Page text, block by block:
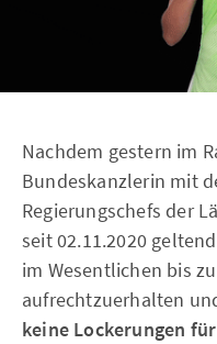
Nachdem gestern im
Bundeskanzlerin mit
Regierungschefs der
seit 02.11.2020
im Wesentlichen bis
aufrechtzuerhalten
keine Lockerungen